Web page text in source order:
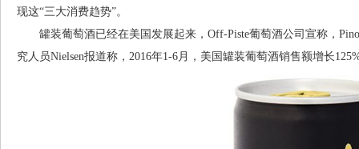
现这“三大消费趋势”。
罐装葡萄酒已经在美国发展起来，Off-Piste葡萄酒公司宣称，
究人员Nielsen报道称，2016年1-6月，美国罐装葡萄酒销售额增长